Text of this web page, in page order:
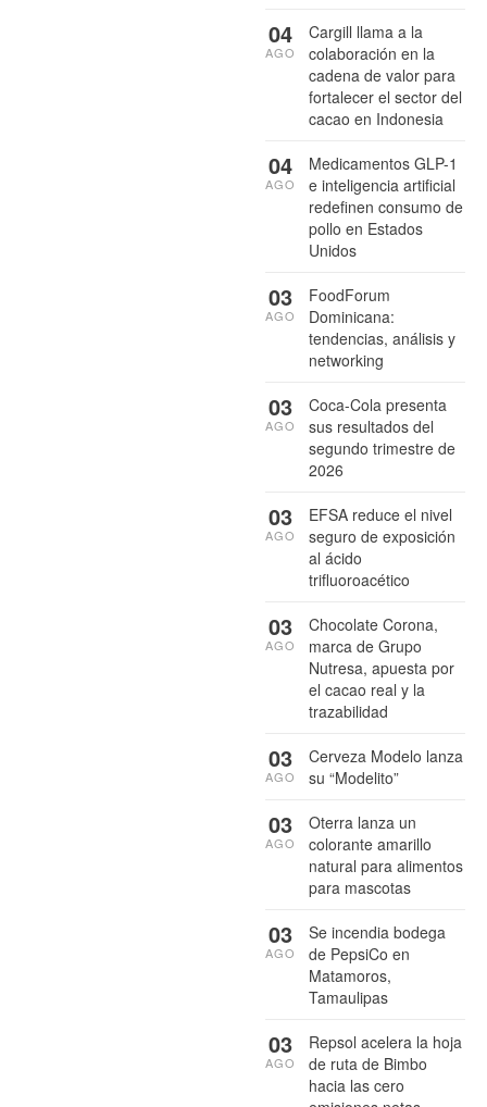
Cargill llama a la
colaboración en la
cadena de valor para
fortalecer el sector del
cacao en Indonesia
04
AGO
Medicamentos GLP-1
e inteligencia artificial
redefinen consumo de
pollo en Estados
Unidos
04
AGO
FoodForum
Dominicana:
tendencias, análisis y
networking
03
AGO
Coca-Cola presenta
sus resultados del
segundo trimestre de
2026
03
AGO
EFSA reduce el nivel
seguro de exposición
al ácido
trifluoroacético
03
AGO
Chocolate Corona,
marca de Grupo
Nutresa, apuesta por
el cacao real y la
trazabilidad
03
AGO
Cerveza Modelo lanza
su “Modelito”
03
AGO
Oterra lanza un
colorante amarillo
natural para alimentos
para mascotas
03
AGO
Se incendia bodega
de PepsiCo en
Matamoros,
Tamaulipas
03
AGO
Repsol acelera la hoja
de ruta de Bimbo
hacia las cero
03
AGO